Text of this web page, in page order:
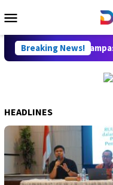
to
Menu
Breaking News!
RUU Perampasan
HEADLINES